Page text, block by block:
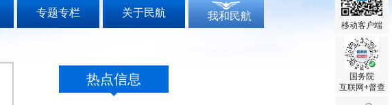
专题专栏 关于民航 我和民航
热点信息
移动客户端
国务院
互联网+督查